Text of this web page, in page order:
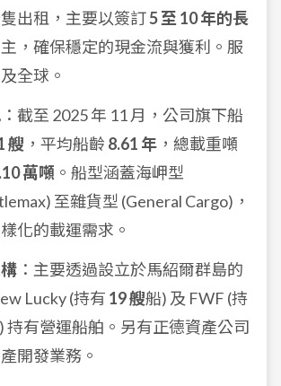
出租，主要以簽訂5 至 10 年的長
，確保穩定的現金流與獲利。服
全球。
：截至 2025 年 11 月，公司旗下船
艘 ，平均船齡 8.61 年 ，總載重噸
萬噸 。船型涵蓋海岬型
至雜貨型 (General Cargo)，
化的載運需求。
：主要透過設立於馬紹爾群島的
Lucky (持有 19 艘船) 及 FWF (持
持有營運船舶。另有正德資產公司
開發業務。